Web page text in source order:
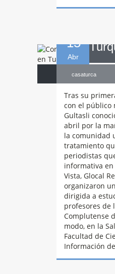
15
Abr
casaturca
Tras su
con el público
Gultasli
abril por la
la comunidad
tratamiento
periodistas
informativa
Vista, Glocal
organizaron
dirigida a
profesores de
Complutense
modo, en la
Facultad de
Información
De